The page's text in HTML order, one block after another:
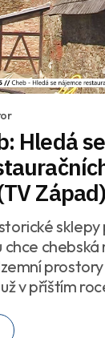
Hledá se
Západ)
chebská
v příštím